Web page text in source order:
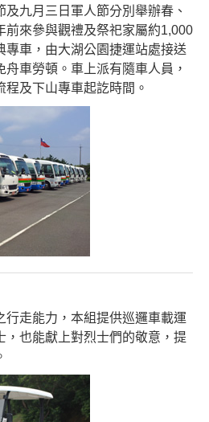
九月三日軍人節分別舉辦春、
前來參與觀禮及祭祀家屬約1,000
專車，由大湖公園捷運站處接送
車勞頓。車上派有隨車人員，
及下山專車起訖時間。
行走能力，本組提供巡邏車載運
，也能獻上對烈士們的敬意，提